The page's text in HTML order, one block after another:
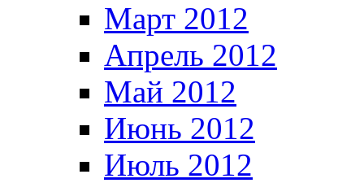
Март 2012
Апрель 2012
Май 2012
Июнь 2012
Июль 2012